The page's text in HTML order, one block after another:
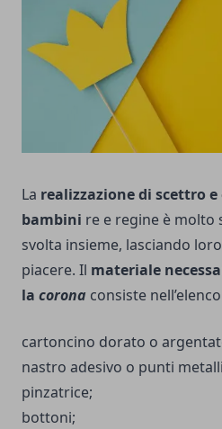
La realizzazione di scettro
bambini re e regine è molto
svolta insieme, lasciando
piacere. Il materiale
la corona consiste
cartoncino dorato o
nastro adesivo o punti
pinzatrice;
bottoni;